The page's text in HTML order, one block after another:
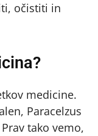
očistiti in
medicine.
Paracelzus
tako vemo,